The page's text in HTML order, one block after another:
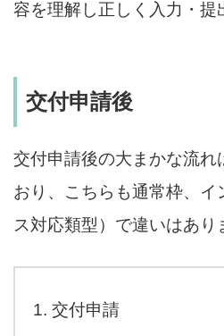
容を理解し正しく入力・提
交付申請後
交付申請後の大まかな流れ
おり、こちらも通常枠、イ
ス対応類型）で違いはあり
交付申請